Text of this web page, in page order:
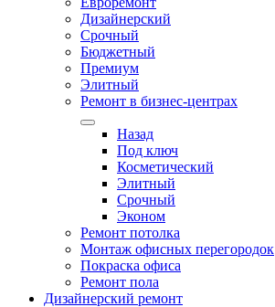
Дизайнерский
Срочный
Бюджетный
Премиум
Элитный
Ремонт в бизнес-центрах
Назад
Под ключ
Косметический
Элитный
Срочный
Эконом
Ремонт потолка
Монтаж офисных перегородок
Покраска офиса
Ремонт пола
Дизайнерский ремонт